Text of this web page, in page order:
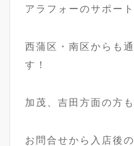
アラフォーのサポー
西蒲区・南区からも
す！
加茂、吉田方面の方
お問合せから入店後